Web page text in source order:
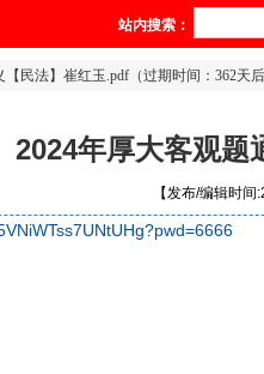
站内搜索：
民法】崔红玉.pdf（过期时间：362天
2024年厚大客观题
【发布/编辑时